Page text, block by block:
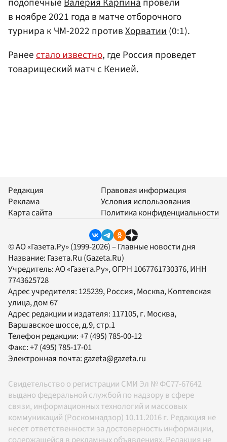
в ноябре 2021 года в матче отборочного
турнира к ЧМ-2022 противХорватии(0:1).
Ранеестало известно, где Россия проведет
товарищеский матч с Кенией.
Редакция
Реклама
Карта сайта
Правовая информация
Условия использования
Политика конфиденциальности
© АО «Газета.Ру» (1999-2026) – Главные новости дня
Название: Газета.Ru (Gazeta.Ru)
Учредитель:АО «Газета.Ру», ОГРН 1067761730376, ИНН
7743625728
Адрес учредителя: 125239, Россия, Москва, Коптевская
улица, дом 67
Адрес редакции и издателя: 117105, г. Москва,
Варшавское шоссе, д.9, стр.1
Телефон редакции:+7 (495) 785-00-12
Факс:+7 (495) 785-17-01
Электронная почта: gazeta@gazeta.ru
Свидетельство о регистрации СМИ Эл № ФС77-67642
выдано федеральной службой по надзору в сфере
связи, информационных технологий и массовых
коммуникаций (Роскомнадзор) 10.11.2016 г. Редакция не
несет ответственности за достоверность информации,